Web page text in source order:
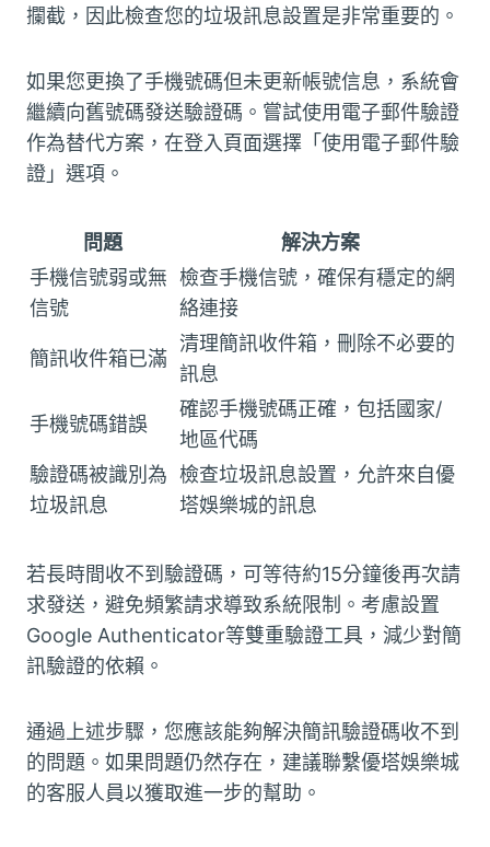
攔截，因此檢查您的垃圾訊息設置是非常重要的。
如果您更換了手機號碼但未更新帳號信息，系統會
繼續向舊號碼發送驗證碼。嘗試使用電子郵件驗證
作為替代方案，在登入頁面選擇「使用電子郵件驗
證」選項。
問題
解決方案
手機信號弱或無
信號
檢查手機信號，確保有穩定的網
絡連接
簡訊收件箱已滿
清理簡訊收件箱，刪除不必要的
訊息
手機號碼錯誤
確認手機號碼正確，包括國家/
地區代碼
驗證碼被識別為
垃圾訊息
檢查垃圾訊息設置，允許來自優
塔娛樂城的訊息
若長時間收不到驗證碼，可等待約15分鐘後再次請
求發送，避免頻繁請求導致系統限制。考慮設置
Google Authenticator等雙重驗證工具，減少對簡
訊驗證的依賴。
通過上述步驟，您應該能夠解決簡訊驗證碼收不到
的問題。如果問題仍然存在，建議聯繫優塔娛樂城
的客服人員以獲取進一步的幫助。